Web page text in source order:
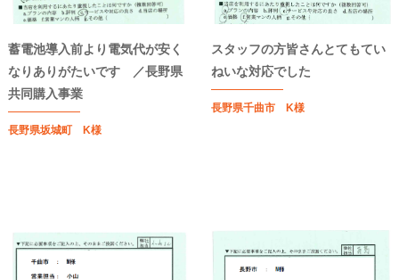
蓄電池導入前より電気代が安く
なりありがたいです ／長野県
共同購入事業
長野県坂城町 K様
スタッフの方皆さんとてもてい
ねいな対応でした
長野県千曲市 K様